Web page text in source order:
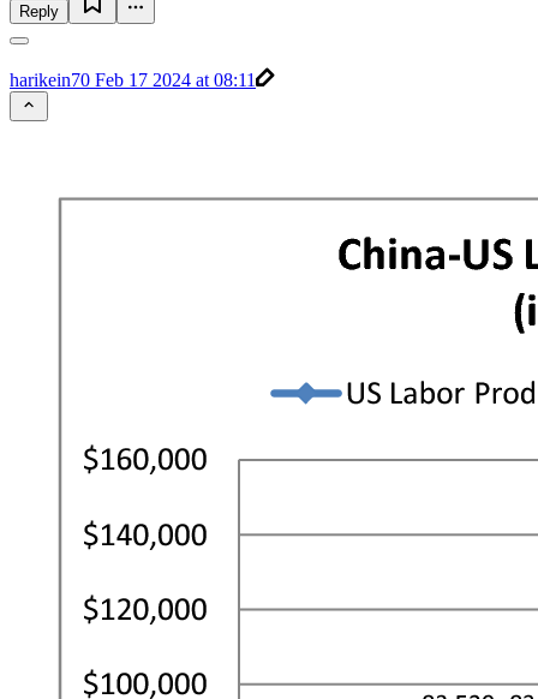
Reply
harikein70 Feb 17 2024 at 08:11